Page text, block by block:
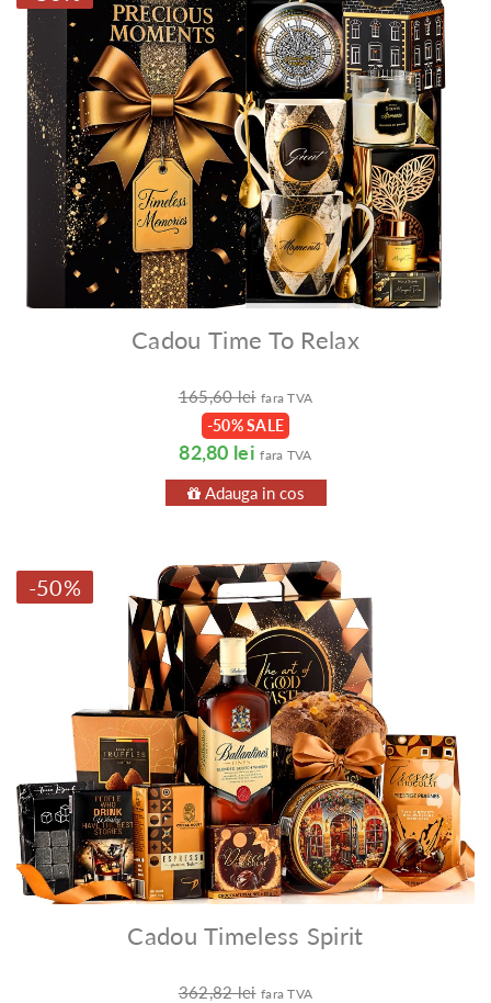
Cadou Time To Relax
165,60 lei fara TVA
-50% SALE
82,80 lei fara TVA
Adauga in cos
-50%
Cadou Timeless Spirit
362,82 lei fara TVA